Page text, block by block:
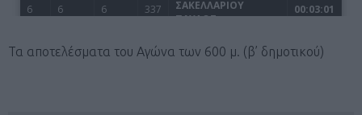
Τα αποτελέσματα του Αγώνα των 600 μ. (β’ δημοτικού)